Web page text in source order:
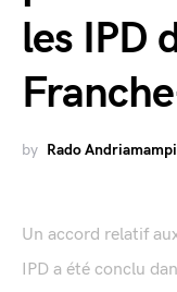
les IPD
by Rado
Un accord relatif
IPD a été conclu